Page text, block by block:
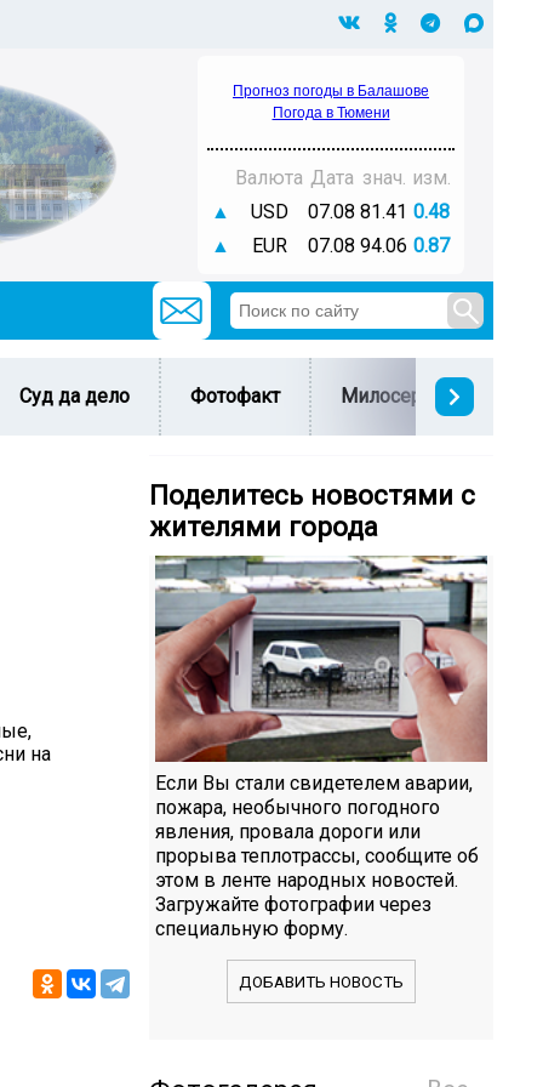
Прогноз погоды в Балашове
Погода в Тюмени
Валюта Дата знач. изм.
▲
USD 07.08 81.41 0.48
▲
EUR 07.08 94.06 0.87
Суд да дело Фотофакт Милосердие
на
Поделитесь новостями с
жителями города
Если Вы стали свидетелем аварии,
пожара, необычного погодного
явления, провала дороги или
прорыва теплотрассы, сообщите об
этом в ленте народных новостей.
Загружайте фотографии через
специальную форму.
ДОБАВИТЬ НОВОСТЬ